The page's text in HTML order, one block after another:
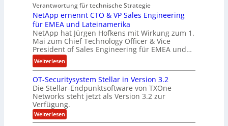
e
i
n
e
L
ö
s
u
n
g
r
d
F
i
n
a
n
z
c
h
n
g
n
e
e
r
i
n
g
-
S
p
Verantwortung für technische Strategie
NetApp ernennt CTO & VP Sales Engineering
für EMEA und Lateinamerika
NetApp hat Jürgen Hofkens mit Wirkung zum 1.
Mai zum Chief Technology Officer & Vice
President of Sales Engineering für EMEA und…
Weiterlesen:
N
e
t
A
p
p
OT-Securitysystem Stellar in Version 3.2
Die Stellar-Endpunktsoftware von TXOne
Networks steht jetzt als Version 3.2 zur
Verfügung.
Weiterlesen:
O